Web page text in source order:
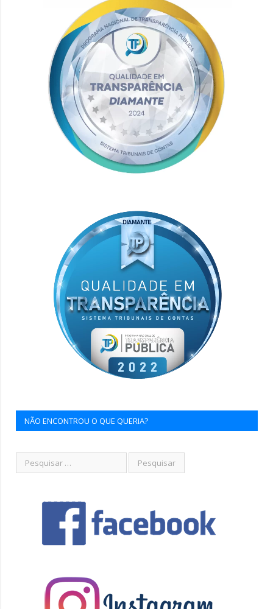
NÃO ENCONTROU O QUE QUERIA?